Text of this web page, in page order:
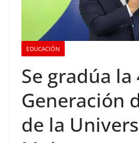
EDUCACIÓN
Se gradúa la
Generación
de la